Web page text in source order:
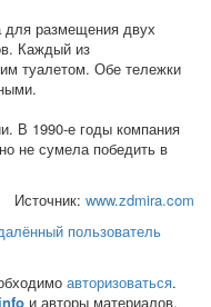
размещения двух
Каждый из
туалетом. Обе тележки
В 1990-е годы компания
не сумела победить в
Источник: www.zdmira.com
пользователь
авторизоваться.
и авторы материалов.